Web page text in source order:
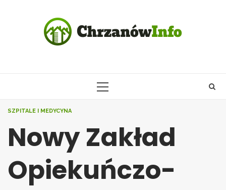
PRIMARY
SZPITALE I MEDYCYNA
Nowy Zakład
Opiekuńczo-